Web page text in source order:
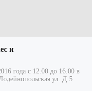
и
года с 12.00 до 16.00 в
ул. Д.5